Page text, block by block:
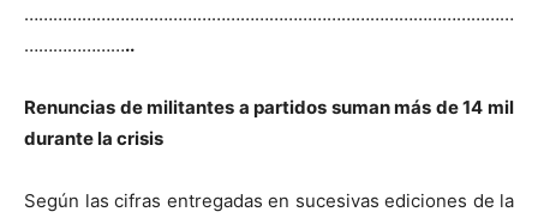
…………………………………………………………………………………………
…………………..
Renuncias de militantes a partidos suman más de 14 mil
durante la crisis
Según las cifras entregadas en sucesivas ediciones de la